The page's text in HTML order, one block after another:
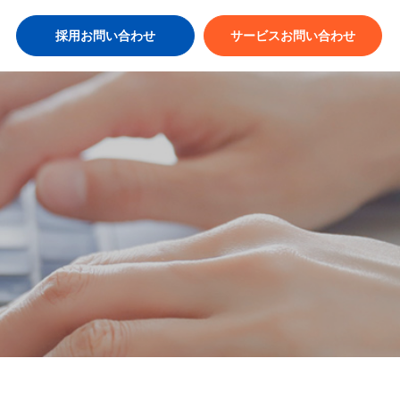
採用お問い合わせ サービスお問い合わせ